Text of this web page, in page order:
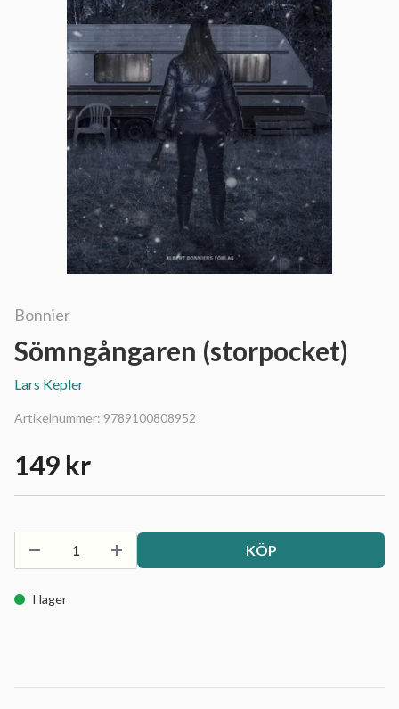
Bonnier
Sömngångaren (storpocket)
Lars Kepler
Artikelnummer: 9789100808952
149 kr
KÖP
I lager